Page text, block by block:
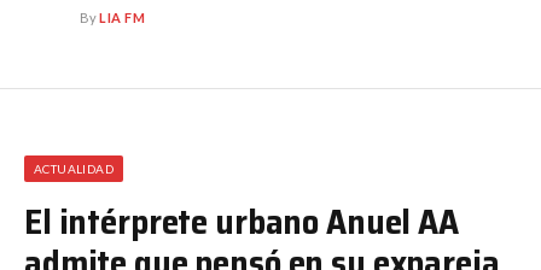
ByLIA FM
ACTUALIDAD
El intérprete urbano Anuel AA